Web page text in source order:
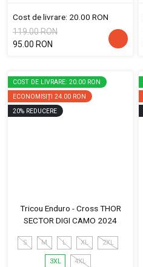
Cost de livrare: 20.00 RON
119.00 RON
95.00 RON
COST DE LIVRARE: 20.00 RON
ECONOMISIȚI 24.00 RON
20% REDUCERE
Tricou Enduro - Cross THOR
SECTOR DIGI CAMO 2024
S M L XL 2XL
3XL 4XL